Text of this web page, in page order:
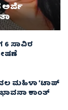
ಅರ್ಜಿ
ಸಾವಿರ
ಮಹಿಳಾ ‘ಟಾಪ್
ಕಾಂತ್